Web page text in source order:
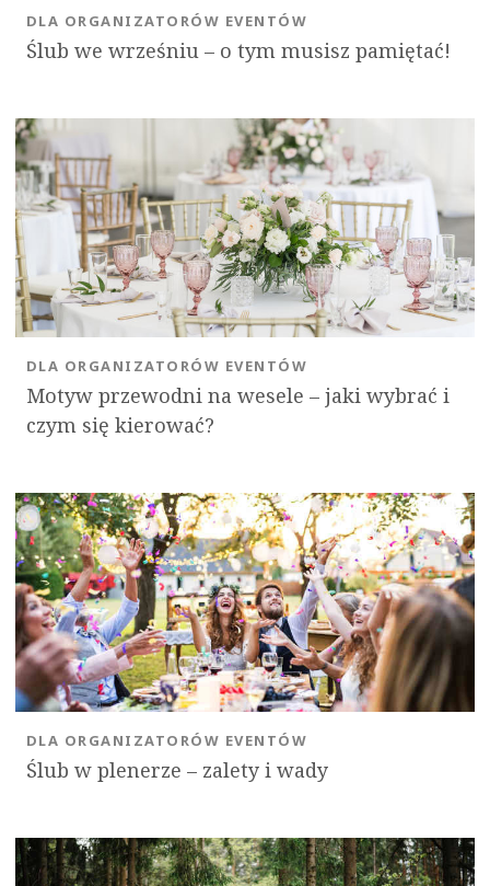
Ślub we wrześniu – o tym musisz pamiętać!
DLA ORGANIZATORÓW EVENTÓW
Motyw przewodni na wesele – jaki wybrać i
czym się kierować?
DLA ORGANIZATORÓW EVENTÓW
Ślub w plenerze – zalety i wady
DLA ORGANIZATORÓW EVENTÓW